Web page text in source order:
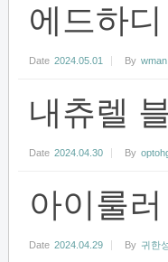
에드하
Date 2024.05.01 By wman
내츄렐
Date 2024.04.30 By
아이룰
Date 2024.04.29 By 귀한